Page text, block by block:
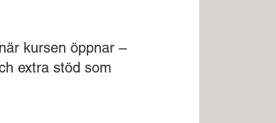
kursen öppnar –
extra stöd som